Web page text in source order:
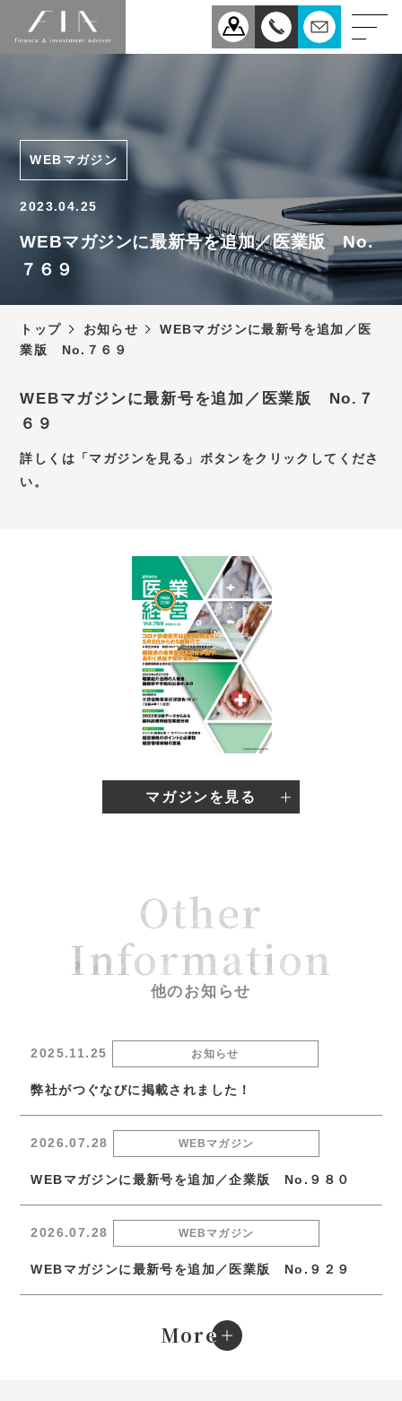
事業承継
税理士法人FIAについて
スタッフ紹介
お知らせ
新型コロナウィルス感染症
予防対策について
アクセス
お問い合わせ
新卒採用サイト
WEBマガジン
2023.04.25
WEBマガジンに最新号を追加／医業版 No.
７６９
トップ お知らせ
WEBマガジンに最新号を追加／医
業版 No.７６９
WEBマガジンに最新号を追加／医業版 No.７
６９
詳しくは「マガジンを見る」ボタンをクリックしてくださ
い。
マガジンを見る
Other
Information
他のお知らせ
2025.11.25 お知らせ
弊社がつぐなびに掲載されました！
2026.07.28 WEBマガジン
WEBマガジンに最新号を追加／企業版 No.９８０
2026.07.28 WEBマガジン
WEBマガジンに最新号を追加／医業版 No.９２９
More
e